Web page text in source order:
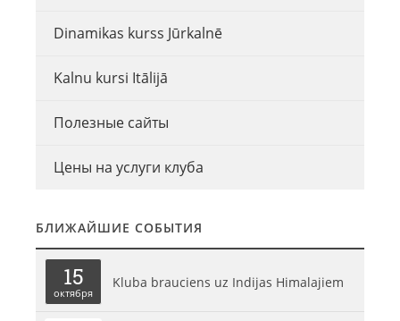
Dinamikas kurss Jūrkalnē
Kalnu kursi Itālijā
Полезные сайты
Цены на услуги клуба
БЛИЖАЙШИЕ СОБЫТИЯ
15
октября
Kluba brauciens uz Indijas Himalajiem